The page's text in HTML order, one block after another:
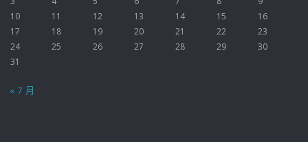
10
11 12 13 14 15
16
17
18 19 20 21 22
23
24
25 26 27 28 29
30
31
« 7 月